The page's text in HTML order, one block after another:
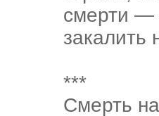
смерти —
закалить
***
Смерть